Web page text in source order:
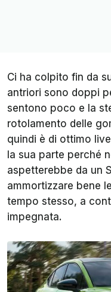
Ci ha colpito fin da
antriori sono doppi
sentono poco e la
rotolamento delle
quindi è di ottimo
la sua parte perché
aspetterebbe da un
ammortizzare bene
tempo stesso, a
impegnata.